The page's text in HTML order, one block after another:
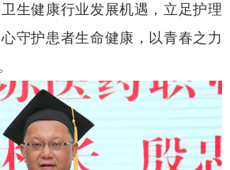
生健康行业发展机遇，立足护理
守护患者生命健康，以青春之力